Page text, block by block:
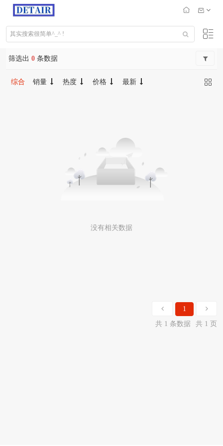
筛选出 0 条数据
综合 销量 热度 价格 最新
没有相关数据
1
共 1 条数据
共 1 页